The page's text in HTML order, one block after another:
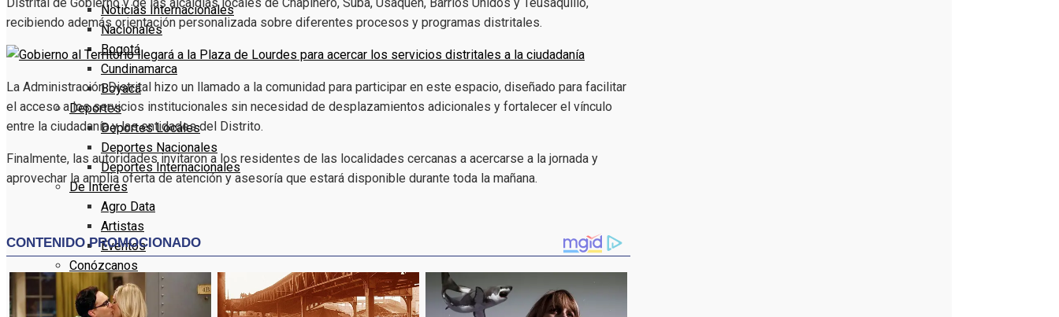
Noticias Internacionales
Nacionales
Bogotá
Cundinamarca
Boyacá
Deportes
Deportes Locales
Deportes Nacionales
Deportes Internacionales
De Interés
Agro Data
Artistas
Eventos
Conózcanos
Programacion
Portafolio
Distrital de Gobierno y de las alcaldías locales de Chapinero, Suba, Usaquén, Barrios Unidos y Teusaquillo,
recibiendo además orientación personalizada sobre diferentes procesos y programas distritales.
La Administración Distrital hizo un llamado a la comunidad para participar en este espacio, diseñado para facilitar
el acceso a los servicios institucionales sin necesidad de desplazamientos adicionales y fortalecer el vínculo
entre la ciudadanía y las entidades del Distrito.
Finalmente, las autoridades invitaron a los residentes de las localidades cercanas a acercarse a la jornada y
aprovechar la amplia oferta de atención y asesoría que estará disponible durante toda la mañana.